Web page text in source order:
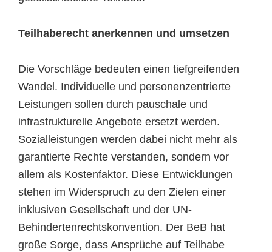
Teilhaberecht anerkennen und umsetzen
Die Vorschläge bedeuten einen tiefgreifenden
Wandel. Individuelle und personenzentrierte
Leistungen sollen durch pauschale und
infrastrukturelle Angebote ersetzt werden.
Sozialleistungen werden dabei nicht mehr als
garantierte Rechte verstanden, sondern vor
allem als Kostenfaktor. Diese Entwicklungen
stehen im Widerspruch zu den Zielen einer
inklusiven Gesellschaft und der UN-
Behindertenrechtskonvention. Der BeB hat
große Sorge, dass Ansprüche auf Teilhabe